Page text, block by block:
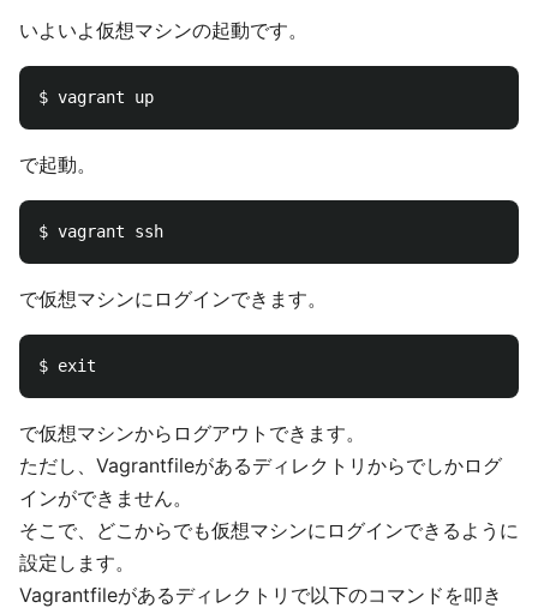
いよいよ仮想マシンの起動です。
で起動。
で仮想マシンにログインできます。
で仮想マシンからログアウトできます。
ただし、Vagrantfileがあるディレクトリからでしかログ
インができません。
そこで、どこからでも仮想マシンにログインできるように
設定します。
Vagrantfileがあるディレクトリで以下のコマンドを叩き